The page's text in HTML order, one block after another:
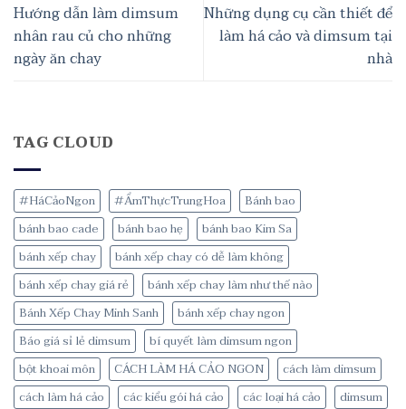
TAG CLOUD
#HáCảoNgon #ẨmThựcTrungHoa
Bánh bao
bánh bao cade
bánh bao hẹ
bánh bao Kim Sa
bánh xếp chay
bánh xếp chay có dễ làm không
bánh xếp chay giá rẻ
bánh xếp chay làm như thế nào
Bánh Xếp Chay Minh Sanh
bánh xếp chay ngon
Báo giá sỉ lẻ dimsum
bí quyết làm dimsum ngon
bột khoai môn
CÁCH LÀM HÁ CẢO NGON
cách làm dimsum
cách làm há cảo
các kiểu gói há cảo các loại há cảo
dimsum
Hướng dẫn làm dimsum
nhân rau củ cho những
ngày ăn chay
Những dụng cụ cần thiết để
làm há cảo và dimsum tại
nhà